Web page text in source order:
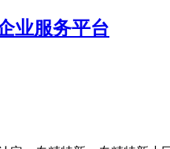
业服务平台